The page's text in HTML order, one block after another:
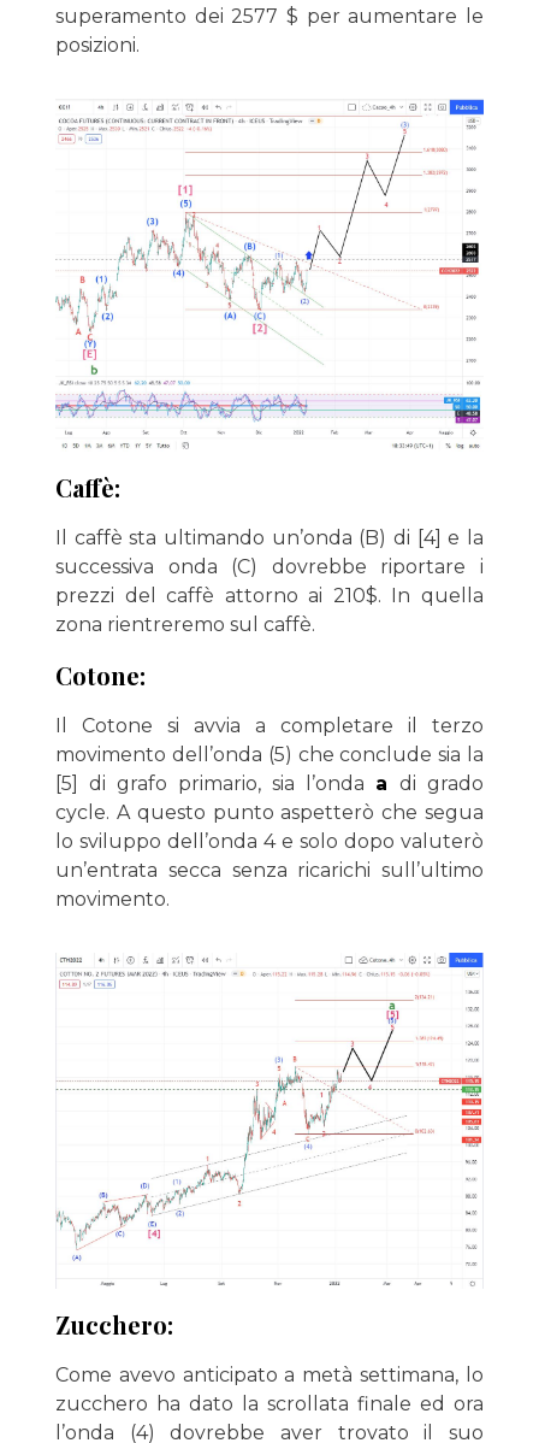
superamento dei 2577 $ per aumentare le
posizioni.
Caffè:
Il caffè sta ultimando un’onda (B) di [4] e la
successiva onda (C) dovrebbe riportare i
prezzi del caffè attorno ai 210$. In quella
zona rientreremo sul caffè.
Cotone:
Il Cotone si avvia a completare il terzo
movimento dell’onda (5) che conclude sia la
[5] di grafo primario, sia l’onda a di grado
cycle. A questo punto aspetterò che segua
lo sviluppo dell’onda 4 e solo dopo valuterò
un’entrata secca senza ricarichi sull’ultimo
movimento.
Zucchero:
Come avevo anticipato a metà settimana, lo
zucchero ha dato la scrollata finale ed ora
l’onda (4) dovrebbe aver trovato il suo